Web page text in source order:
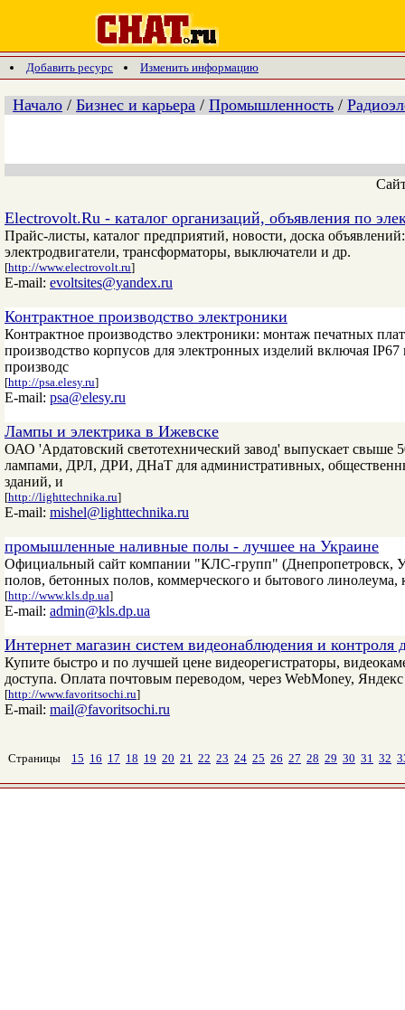
Добавить ресурс Изменить информацию
Начало / Бизнес и карьера / Промышленность /
Electrovolt.Ru - каталог организаций, объявления по
Прайс-листы, каталог предприятий, новости, доска
электродвигатели, трансформаторы, выключатели и др.
[http://www.electrovolt.ru]
E-mail: evoltsites@yandex.ru
Контрактное производство электроники
Контрактное производство электроники: монтаж печатных
производство корпусов для электронных изделий включая
производс
[http://psa.elesy.ru]
E-mail: psa@elesy.ru
Лампы и электрика в Ижевске
ОАО 'Ардатовский светотехнический завод' выпускает
лампами, ДРЛ, ДРИ, ДНаТ для административных,
зданий, и
[http://lighttechnika.ru]
E-mail: mishel@lighttechnika.ru
промышленные наливные полы - лучшее на Украине
Официальный сайт компании "КЛС-групп" (Днепропетровск,
полов, бетонных полов, коммерческого и бытового линолеума,
[http://www.kls.dp.ua]
E-mail: admin@kls.dp.ua
Интернет магазин систем видеонаблюдения и контроля
Купите быстро и по лучшей цене видеорегистраторы,
доступа. Оплата почтовым переводом, через WebMoney,
[http://www.favoritsochi.ru]
E-mail: mail@favoritsochi.ru
Страницы 15 16 17 18 19 20 21 22 23 24 25 26 27 28 29 30 31 32